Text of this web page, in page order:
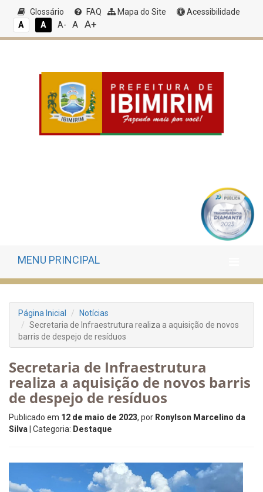
Glossário FAQ Mapa do Site
Acessibilidade
A
A A- A A+
MENU PRINCIPAL
Página Inicial
Notícias
Secretaria de Infraestrutura realiza a aquisição de novos
barris de despejo de resíduos
Secretaria de Infraestrutura
realiza a aquisição de novos barris
de despejo de resíduos
Publicado em 12 de maio de 2023, por Ronylson Marcelino da
Silva | Categoria: Destaque